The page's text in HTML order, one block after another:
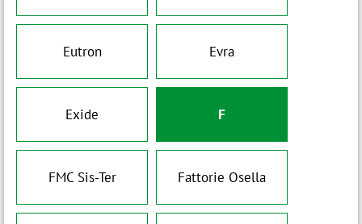
Eutron Evra
Exide F
FMC Sis-Ter Fattorie Osella